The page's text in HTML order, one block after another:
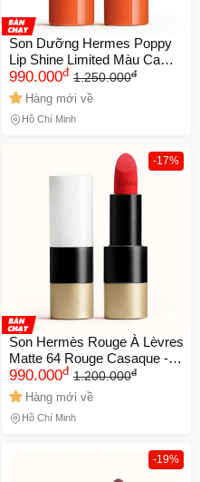
Son Dưỡng Hermes Poppy
Lip Shine Limited Màu Cam -
Son Cao Cấp Chính Hãng,
Dưỡng Ẩm, Sắc Đẹp Tươi
Mới, Phong Cách Sang
Trọng
990.000đ 1.250.000đ
Hàng mới về
Hồ Chí Minh
-17%
Son Hermès Rouge À Lèvres
Matte 64 Rouge Casaque -
Son Môi Đỏ Tươi Cao Cấp,
Chất Matte Mịn, Thiết Kế
Sang Trọng Chính Hãng
990.000đ 1.200.000đ
Hàng mới về
Hồ Chí Minh
-19%